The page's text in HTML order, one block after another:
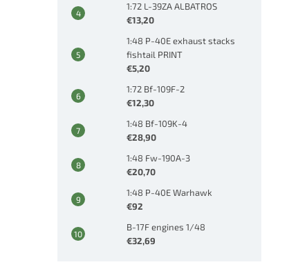
1:72 L-39ZA ALBATROS
€13,20
1:48 P-40E exhaust stacks
fishtail PRINT
€5,20
1:72 Bf-109F-2
€12,30
1:48 Bf-109K-4
€28,90
1:48 Fw-190A-3
€20,70
1:48 P-40E Warhawk
€92
B-17F engines 1/48
€32,69